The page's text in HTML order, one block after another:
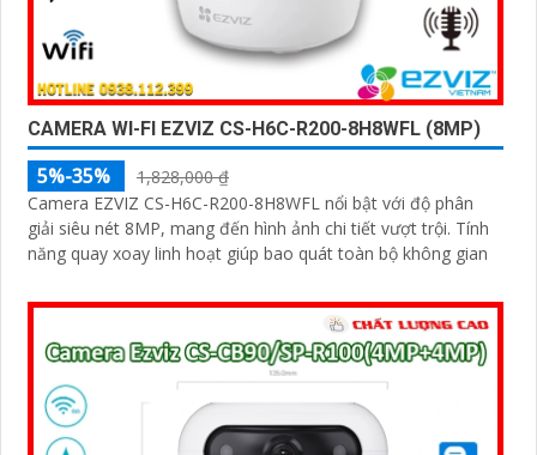
CAMERA WI-FI EZVIZ CS-H6C-R200-8H8WFL (8MP)
5%-35%
1,828,000 ₫
Camera EZVIZ CS-H6C-R200-8H8WFL nổi bật với độ phân
giải siêu nét 8MP, mang đến hình ảnh chi tiết vượt trội. Tính
năng quay xoay linh hoạt giúp bao quát toàn bộ không gian